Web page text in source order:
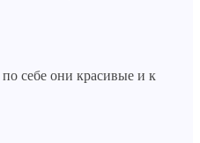
себе они красивые и к